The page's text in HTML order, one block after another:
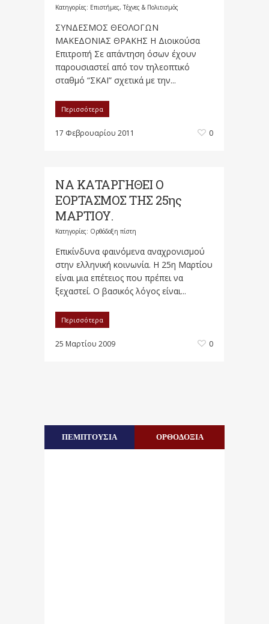
Κατηγορίες: Επιστήμες, Τέχνες & Πολιτισμός
ΣΥΝΔΕΣΜΟΣ ΘΕΟΛΟΓΩΝ
ΜΑΚΕΔΟΝΙΑΣ ΘΡΑΚΗΣ Η Διοικούσα
Επιτροπή Σε απάντηση όσων έχουν
παρουσιαστεί από τον τηλεοπτικό
σταθμό “ΣΚΑΪ” σχετικά με την...
Περισσότερα
17 Φεβρουαρίου 2011 0
ΝΑ ΚΑΤΑΡΓΗΘΕΙ Ο
ΕΟΡΤΑΣΜΟΣ ΤΗΣ 25ης
ΜΑΡΤΙΟΥ.
Κατηγορίες: Ορθόδοξη πίστη
Επικίνδυνα φαινόμενα αναχρονισμού
στην ελληνική κοινωνία. Η 25η Μαρτίου
είναι μια επέτειος που πρέπει να
ξεχαστεί. Ο βασικός λόγος είναι...
Περισσότερα
25 Μαρτίου 2009 0
ΠΕΜΠΤΟΥΣΙΑ ΟΡΘΟΔΟΞΙΑ